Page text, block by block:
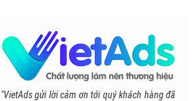
"VietAds gửi lời cảm ơn tới quý khách hàng đã